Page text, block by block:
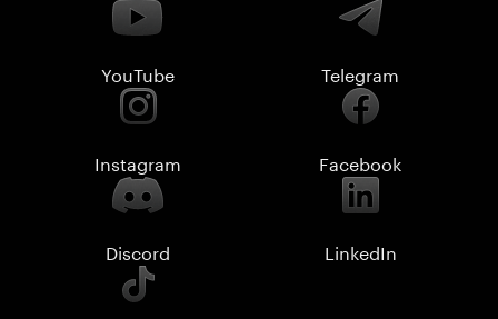
YouTube Telegram
Instagram Facebook
Discord LinkedIn